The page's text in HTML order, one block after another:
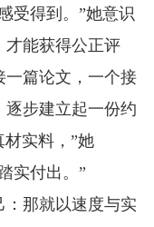
受得到。”她意识
才能获得公正评
篇论文，一个接
步建立起一份约
材实料，”她
实付出。”
：那就以速度与实